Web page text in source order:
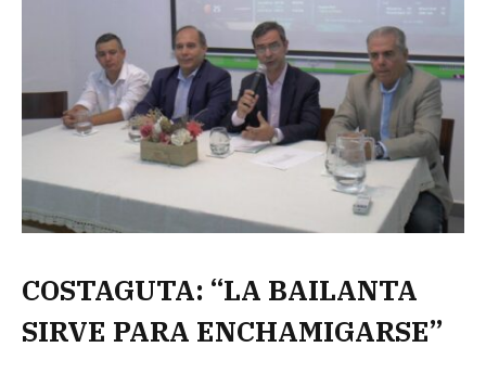
COSTAGUTA: “LA BAILANTA
SIRVE PARA ENCHAMIGARSE”